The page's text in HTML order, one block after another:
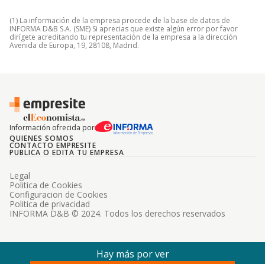
(1) La información de la empresa procede de la base de datos de
INFORMA D&B S.A. (SME) Si aprecias que existe algún error por favor
dirígete acreditando tu representación de la empresa a la dirección
Avenida de Europa, 19, 28108, Madrid.
Información ofrecida por
QUIENES SOMOS
CONTACTO EMPRESITE
PUBLICA O EDITA TU EMPRESA
INFORMA D&B © 2024. Todos los derechos reservados
Legal
Politica de Cookies
Configuracion de Cookies
Politica de privacidad
Hay más por ver